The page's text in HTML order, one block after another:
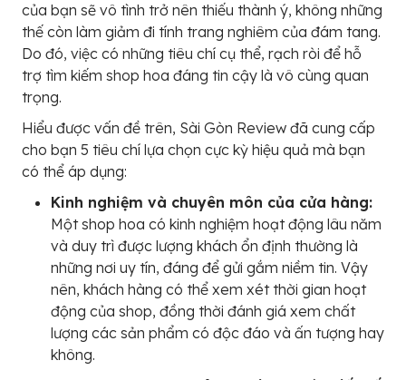
của bạn sẽ vô tình trở nên thiếu thành ý, không những
thế còn làm giảm đi tính trang nghiêm của đám tang.
Do đó, việc có những tiêu chí cụ thể, rạch ròi để hỗ
trợ tìm kiếm shop hoa đáng tin cậy là vô cùng quan
trọng.
Hiểu được vấn đề trên, Sài Gòn Review đã cung cấp
cho bạn 5 tiêu chí lựa chọn cực kỳ hiệu quả mà bạn
có thể áp dụng:
Kinh nghiệm và chuyên môn của cửa hàng:
Một shop hoa có kinh nghiệm hoạt động lâu năm
và duy trì được lượng khách ổn định thường là
những nơi uy tín, đáng để gửi gắm niềm tin. Vậy
nên, khách hàng có thể xem xét thời gian hoạt
động của shop, đồng thời đánh giá xem chất
lượng các sản phẩm có độc đáo và ấn tượng hay
không.